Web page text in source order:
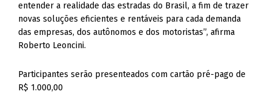
entender a realidade das estradas do Brasil, a fim de trazer
novas soluções eficientes e rentáveis para cada demanda
das empresas, dos autônomos e dos motoristas”, afirma
Roberto Leoncini.
Participantes serão presenteados com cartão pré-pago de
R$ 1.000,00